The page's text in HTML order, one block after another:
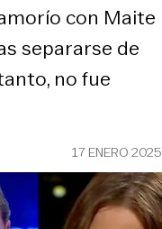
con Maite
separarse de
no fue
17 ENERO 2025